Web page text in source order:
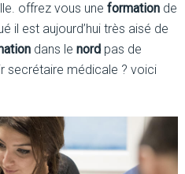
offrez vous une formationde
il est aujourd’hui très aisé de
dans le nordpas de
secrétaire médicale ? voici